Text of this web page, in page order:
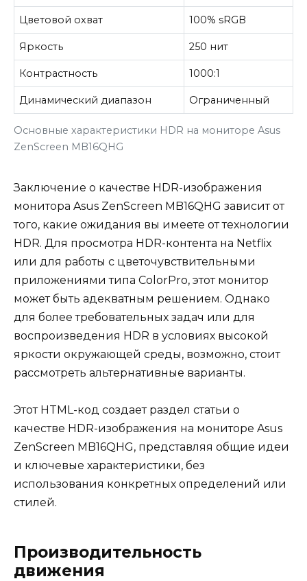
Основные характеристики HDR на мониторе Asus
ZenScreen MB16QHG
Цветовой охват 100% sRGB
Яркость 250 нит
Контрастность 1000:1
Динамический диапазон Ограниченный
Заключение о качестве HDR-изображения
монитора Asus ZenScreen MB16QHG зависит от
того, какие ожидания вы имеете от технологии
HDR. Для просмотра HDR-контента на Netflix
или для работы с цветочувствительными
приложениями типа ColorPro, этот монитор
может быть адекватным решением. Однако
для более требовательных задач или для
воспроизведения HDR в условиях высокой
яркости окружающей среды, возможно, стоит
рассмотреть альтернативные варианты.
Этот HTML-код создает раздел статьи о
качестве HDR-изображения на мониторе Asus
ZenScreen MB16QHG, представляя общие идеи
и ключевые характеристики, без
использования конкретных определений или
стилей.
Производительность
движения